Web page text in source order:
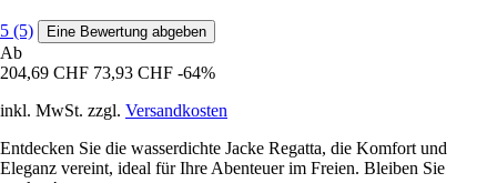
5 (5) Eine Bewertung abgeben
Ab
204,69 CHF 73,93 CHF -64%
inkl. MwSt. zzgl. Versandkosten
Entdecken Sie die wasserdichte Jacke Regatta, die Komfort und
Eleganz vereint, ideal für Ihre Abenteuer im Freien. Bleiben Sie